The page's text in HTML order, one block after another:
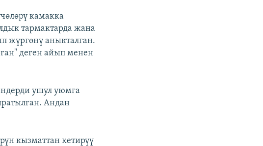
камакка
тармактарда жана
жүргөнү аныкталган.
деген айып менен
ушул уюмга
Андан
кызматтан кетирүү